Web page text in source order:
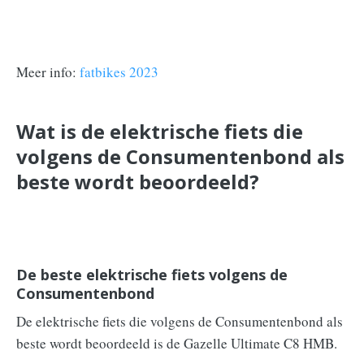
Meer info: fatbikes 2023
Wat is de elektrische fiets die
volgens de Consumentenbond als
beste wordt beoordeeld?
De beste elektrische fiets volgens de
Consumentenbond
De elektrische fiets die volgens de Consumentenbond als
beste wordt beoordeeld is de Gazelle Ultimate C8 HMB.